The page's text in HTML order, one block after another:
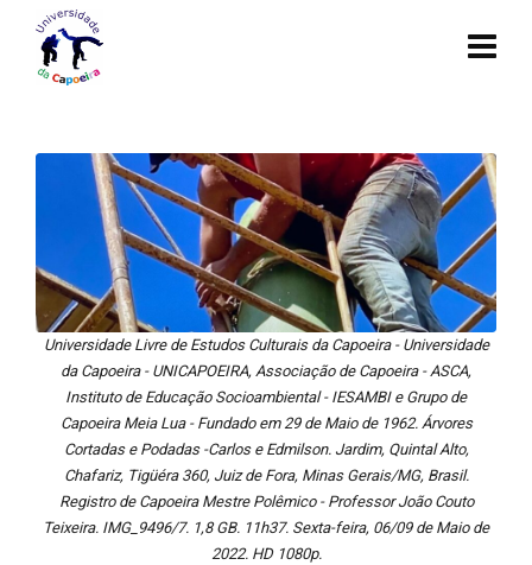
Universidade Livre de Estudos Culturais da Capoeira - Universidade
da Capoeira - UNICAPOEIRA, Associação de Capoeira - ASCA,
Instituto de Educação Socioambiental - IESAMBI e Grupo de
Capoeira Meia Lua - Fundado em 29 de Maio de 1962. Árvores
Cortadas e Podadas -Carlos e Edmilson. Jardim, Quintal Alto,
Chafariz, Tigüéra 360, Juiz de Fora, Minas Gerais/MG, Brasil.
Registro de Capoeira Mestre Polêmico - Professor João Couto
Teixeira. IMG_9496/7. 1,8 GB. 11h37. Sexta-feira, 06/09 de Maio de
2022. HD 1080p.